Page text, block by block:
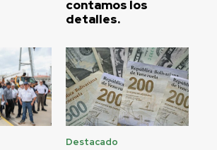
contamos los
detalles.
Destacado